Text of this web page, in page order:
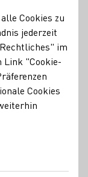
und
Fachverkostung
2026, erneut
Veranstaltung
besuchte
Weine.
Cookies zu
jederzeit
im
Link "Cookie-
Cookies